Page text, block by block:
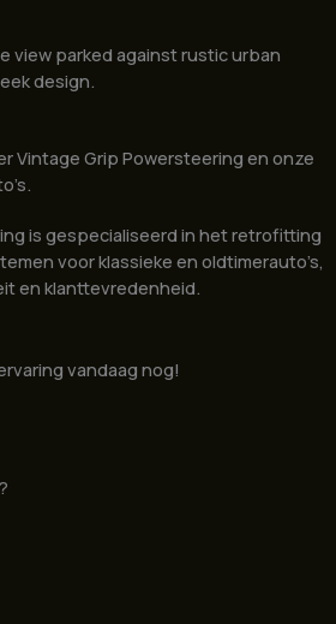
Vintage Grip Powersteering en onze
is gespecialiseerd in het retrofitting
voor klassieke en oldtimerauto’s,
en klanttevredenheid.
vandaag nog!